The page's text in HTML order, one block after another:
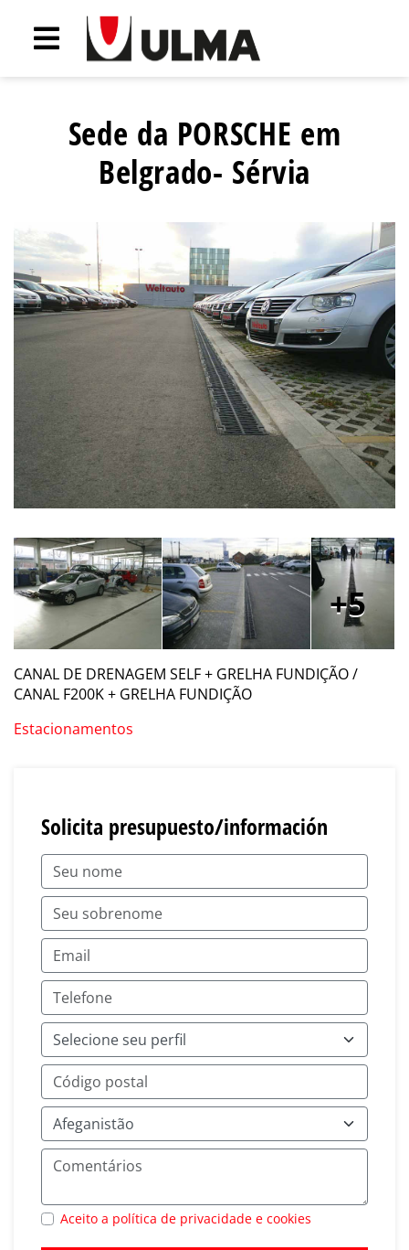
Sede da PORSCHE em
Belgrado- Sérvia
5
CANAL DE DRENAGEM SELF + GRELHA FUNDIÇÃO /
CANAL F200K + GRELHA FUNDIÇÃO
Estacionamentos
Solicita presupuesto/información
Aceito a política de privacidade e cookies